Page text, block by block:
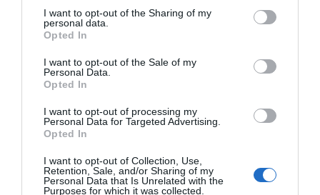
I want to opt-out of the Sharing of my
personal data.
Opted In
I want to opt-out of the Sale of my
Personal Data.
Opted In
I want to opt-out of processing my
Personal Data for Targeted Advertising.
Opted In
I want to opt-out of Collection, Use,
Retention, Sale, and/or Sharing of my
Personal Data that Is Unrelated with the
Purposes for which it was collected.
RECEPT